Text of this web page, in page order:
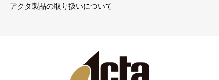
アクタ製品の取り扱いについて